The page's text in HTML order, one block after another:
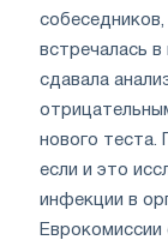
встречалась
сдавала
нового теста.
если и это
инфекции в